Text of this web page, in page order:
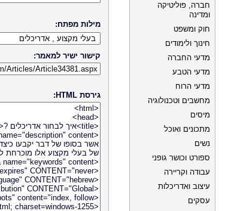
מילות מפתח:
קישור ישיר למאמר:
גירסת HTML:
חברה, פוליטיקה
ומדינה
חוק ומשפט
חינוך ולימודים
מדעי החברה
מדעי הטבע
מדעי הרוח
מחשבים וטכנולוגיה
מיסים
מתכונים ואוכל
נשים
ספורט וכושר גופני
עבודה וקריירה
עיצוב ואדריכלות
עסקים